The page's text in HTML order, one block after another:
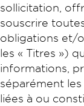
sollicitation,
souscrire
obligations et/
les « Titres »)
informations,
séparément
liées à ou